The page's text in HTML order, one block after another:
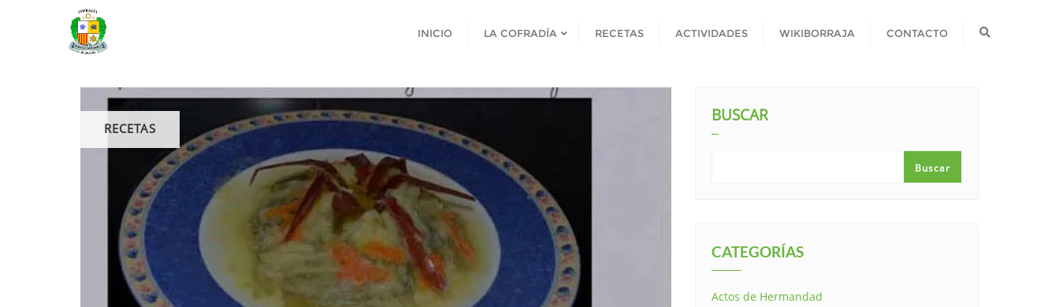
INICIO LA COFRADÍA RECETAS ACTIVIDADES WIKIBORRAJA CONTACTO
RECETAS
BUSCAR
Buscar
CATEGORÍAS
Actos de Hermandad